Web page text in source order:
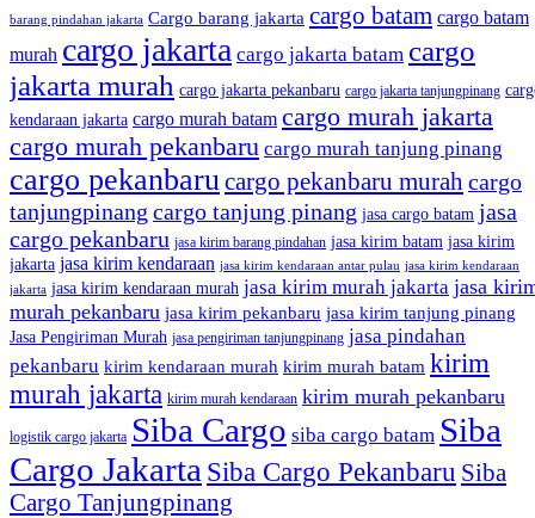
barang pindahan jakarta Cargo barang jakarta cargo batam cargo batam
murah cargo jakarta cargo jakarta batam cargo
jakarta murah cargo jakarta pekanbaru cargo jakarta tanjungpinang
kendaraan jakarta cargo murah batam cargo murah jakarta
cargo murah pekanbaru cargo murah tanjung pinang
cargo pekanbarucargo pekanbaru murah cargo
tanjungpinang cargo tanjung pinang jasa cargo batam jasa
cargo pekanbaru jasa kirim barang pindahan jasa kirim batam jasa kirim
jakarta jasa kirim kendaraan jasa kirim kendaraan antar pulau jasa kirim kendaraan
jakarta jasa kirim kendaraan murah jasa kirim murah jakarta jasa
murah pekanbaru jasa kirim pekanbaru jasa kirim tanjung pinang
Jasa Pengiriman Murah jasa pengiriman tanjungpinang jasa pindahan
pekanbaru kirim kendaraan murah kirim murah batam kirim
murah jakarta kirim murah kendaraan kirim murah pekanbaru
logistik cargo jakarta Siba Cargo siba cargo batam Siba
Cargo Jakarta Siba Cargo Pekanbaru Siba
Cargo Tanjungpinang